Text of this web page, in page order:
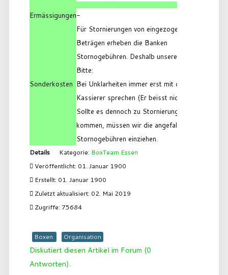
Ermässigungen-
Sonderkosten
Für Stornierungen von eingezogenen
Beträgen erheben die Banken
Stornogebühren. Deshalb unsere
Bitte:
Bei Unklarheiten immer erst mit dem
Kassierer sprechen (Er beisst nicht!).
Sollte es dennoch zu Stornierungen
kommen, müssen wir die angefallenen
Stornogebühren einziehen.
Details Kategorie: BoxTeam Essen
Veröffentlicht: 01. Januar 1900
Erstellt: 01. Januar 1900
Zuletzt aktualisiert: 02. Mai 2019
Zugriffe: 75684
Boxen Organisation
Diskutiert diesen Artikel im Forum (0
Antworten).